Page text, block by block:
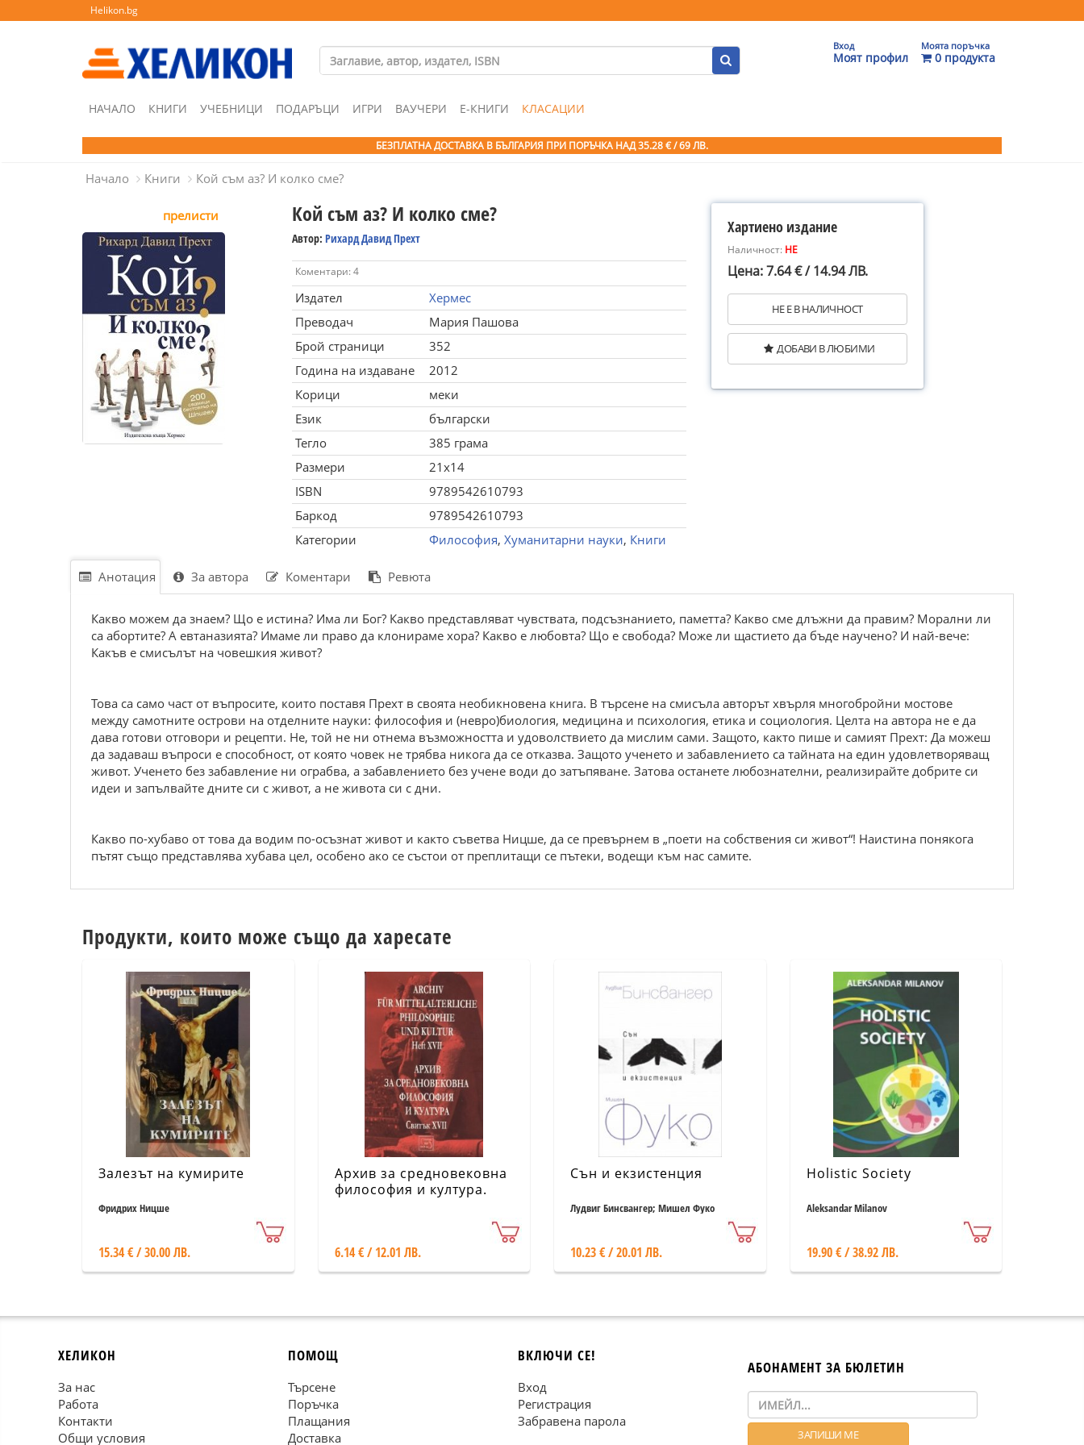
Helikon.bg
Вход
Моят профил
Моята поръчка
0 продукта
НАЧАЛО КНИГИ УЧЕБНИЦИ ПОДАРЪЦИ ИГРИ ВАУЧЕРИ Е-КНИГИ КЛАСАЦИИ
БЕЗПЛАТНА ДОСТАВКА В БЪЛГАРИЯ ПРИ ПОРЪЧКА НАД 35.28 € / 69 ЛВ.
Начало Книги Кой съм аз? И колко сме?
прелисти Кой съм аз? И колко сме?
Автор: Рихард Давид Прехт
Коментари: 4
Издател
Хермес
Преводач
Мария Пашова
Брой страници
352
Година на издаване
2012
Корици
меки
Език
български
Тегло
385 грама
Размери
21x14
ISBN
9789542610793
Баркод
9789542610793
Категории
Философия, Хуманитарни науки, Книги
Хартиено издание
Наличност: НЕ
Цена: 7.64 € / 14.94 ЛВ.
НЕ Е В НАЛИЧНОСТ
ДОБАВИ В ЛЮБИМИ
Анотация За автора Коментари Ревюта
Какво можем да знаем? Що е истина? Има ли Бог? Какво представляват чувствата, подсъзнанието, паметта? Какво сме длъжни да правим? Морални ли
са абортите? А евтаназията? Имаме ли право да клонираме хора? Какво е любовта? Що е свобода? Може ли щастието да бъде научено? И най-вече:
Какъв е смисълът на човешкия живот?
Това са само част от въпросите, които поставя Прехт в своята необикновена книга. В търсене на смисъла авторът хвърля многобройни мостове
между самотните острови на отделните науки: философия и (невро)биология, медицина и психология, етика и социология. Целта на автора не е да
дава готови отговори и рецепти. Не, той не ни отнема възможността и удоволствието да мислим сами. Защото, както пише и самият Прехт: Да можеш
да задаваш въпроси е способност, от която човек не трябва никога да се отказва. Защото ученето и забавлението са тайната на един удовлетворяващ
живот. Ученето без забавление ни ограбва, а забавлението без учене води до затъпяване. Затова останете любознателни, реализирайте добрите си
идеи и запълвайте дните си с живот, а не живота си с дни.
Какво по-хубаво от това да водим по-осъзнат живот и както съветва Ницше, да се превърнем в „поети на собствения си живот“! Наистина понякога
пътят също представлява хубава цел, особено ако се състои от преплитащи се пътеки, водещи към нас самите.
Продукти, които може също да харесате
Залезът на кумирите
Фридрих Ницше
15.34 € / 30.00 ЛВ.
Архив за средновековна
философия и култура.
6.14 € / 12.01 ЛВ.
Сън и екзистенция
Лудвиг Бинсвангер; Мишел Фуко
10.23 € / 20.01 ЛВ.
Holistic Society
Aleksandar Milanov
19.90 € / 38.92 ЛВ.
ХЕЛИКОН
За нас
Работа
Контакти
Общи условия
ПОМОЩ
Търсене
Поръчка
Плащания
Доставка
ВКЛЮЧИ СЕ!
Вход
Регистрация
Забравена парола
АБОНАМЕНТ ЗА БЮЛЕТИН